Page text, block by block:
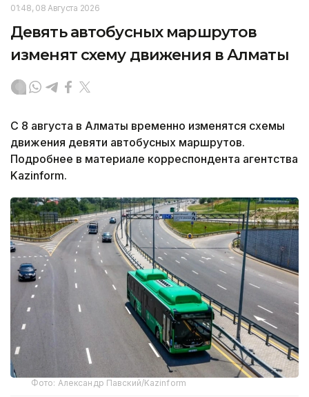
01:48, 08 Августа 2026
Девять автобусных маршрутов
изменят схему движения в Алматы
С 8 августа в Алматы временно изменятся схемы
движения девяти автобусных маршрутов.
Подробнее в материале корреспондента агентства
Kazinform.
Фото: Александр Павский/Kazinform